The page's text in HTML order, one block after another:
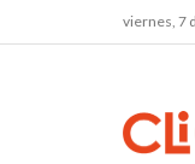
viernes, 7